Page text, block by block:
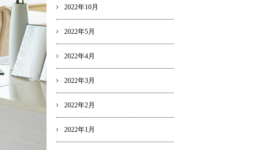
2022年10月
2022年5月
2022年4月
2022年3月
2022年2月
2022年1月